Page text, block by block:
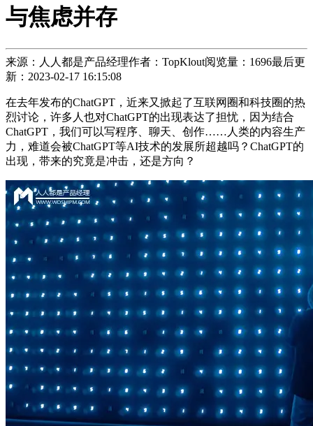
与焦虑并存
来源：人人都是产品经理作者：TopKlout阅览量：1696最后更
新：2023-02-17 16:15:08
在去年发布的ChatGPT，近来又掀起了互联网圈和科技圈的热
烈讨论，许多人也对ChatGPT的出现表达了担忧，因为结合
ChatGPT，我们可以写程序、聊天、创作……人类的内容生产
力，难道会被ChatGPT等AI技术的发展所超越吗？ChatGPT的
出现，带来的究竟是冲击，还是方向？